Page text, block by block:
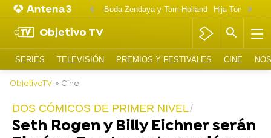
Boda Zendaya y Tom Holland Hija Tom
Objetivo TV
SERIES TELEVISIÓN PREMIOS Y FESTIVALES CINE
ObjetivoTV » Cine
DOS CÓMICOS DE PRIMER NIVEL
Seth Rogen y Billy Eichner serán